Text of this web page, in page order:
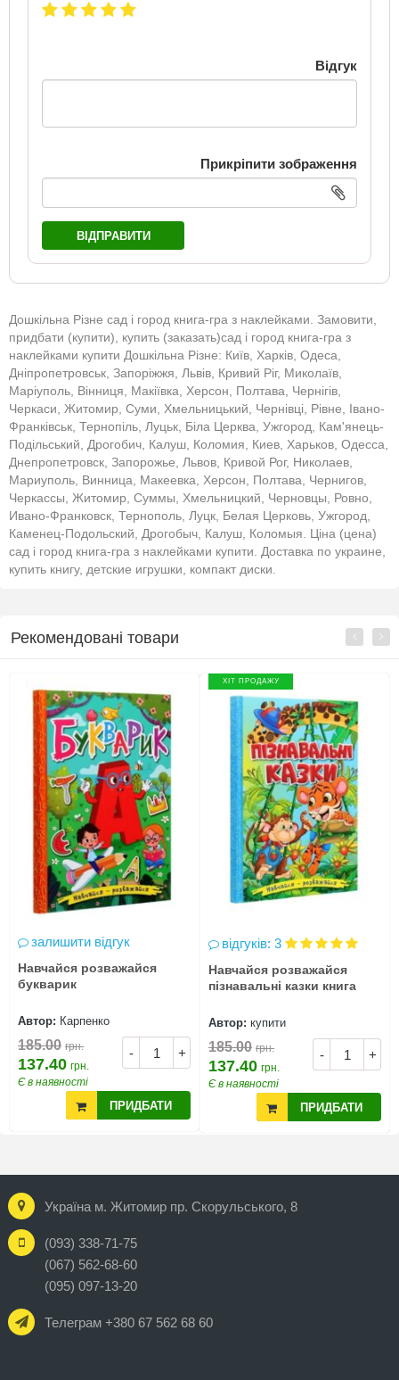
Відгук
Прикріпити зображення
ВІДПРАВИТИ
Дошкільна Різне сад і город книга-гра з наклейками. Замовити,
придбати (купити), купить (заказать)сад і город книга-гра з
наклейками купити Дошкільна Різне: Київ, Харків, Одеса,
Дніпропетровськ, Запоріжжя, Львів, Кривий Ріг, Миколаїв,
Маріуполь, Вінниця, Макіївка, Херсон, Полтава, Чернігів,
Черкаси, Житомир, Суми, Хмельницький, Чернівці, Рівне, Івано-
Франківськ, Тернопіль, Луцьк, Біла Церква, Ужгород, Кам'янець-
Подільський, Дрогобич, Калуш, Коломия, Киев, Харьков, Одесса,
Днепропетровск, Запорожье, Львов, Кривой Рог, Николаев,
Мариуполь, Винница, Макеевка, Херсон, Полтава, Чернигов,
Черкассы, Житомир, Суммы, Хмельницкий, Черновцы, Ровно,
Ивано-Франковск, Тернополь, Луцк, Белая Церковь, Ужгород,
Каменец-Подольский, Дрогобыч, Калуш, Коломыя. Ціна (цена)
сад і город книга-гра з наклейками купити. Доставка по украине,
купить книгу, детские игрушки, компакт диски.
Рекомендовані товари
залишити відгук
Навчайся розважайся
букварик
Автор: Карпенко
- +
185.00 грн.
137.40 грн.
Є в наявності
ПРИДБАТИ
ХІТ ПРОДАЖУ
відгуків: 3
Навчайся розважайся
пізнавальні казки книга
Автор: купити
- +
185.00 грн.
137.40 грн.
Є в наявності
ПРИДБАТИ
Україна м. Житомир пр. Скорульського, 8
(093) 338-71-75
(067) 562-68-60
(095) 097-13-20
Телеграм +380 67 562 68 60